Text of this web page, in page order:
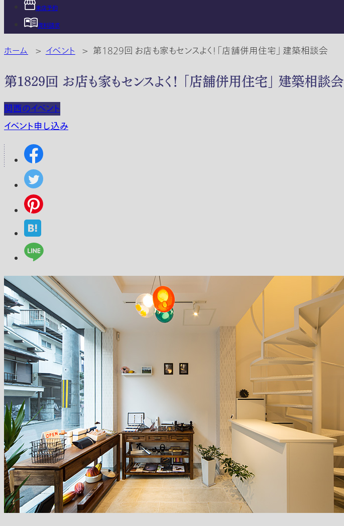
来店予約
資料請求
ホーム > イベント > 第1829回 お店も家もセンスよく！ 「店舗併用住宅」 建築相談会
第1829回 お店も家もセンスよく！ 「店舗併用住宅」 建築相談会
関西のイベント
イベント申し込み